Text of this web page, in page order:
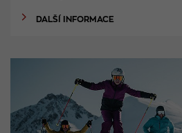
DALŠÍ INFORMACE